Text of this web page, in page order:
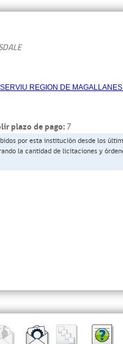
SERVIU REGION DE
plazo de pago: 7
por esta institución desde los
la cantidad de licitaciones y